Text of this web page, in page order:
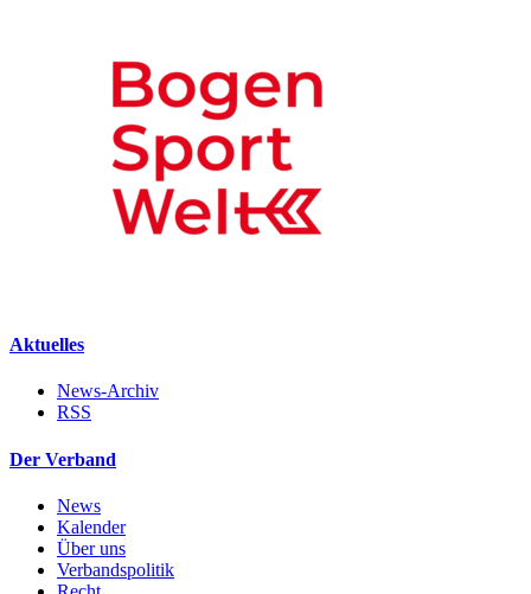
Aktuelles
News-Archiv
RSS
Der Verband
News
Kalender
Über uns
Verbandspolitik